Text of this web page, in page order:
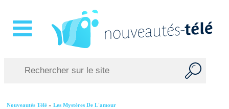
Nouveautés Télé »Les Mystères De L'amour